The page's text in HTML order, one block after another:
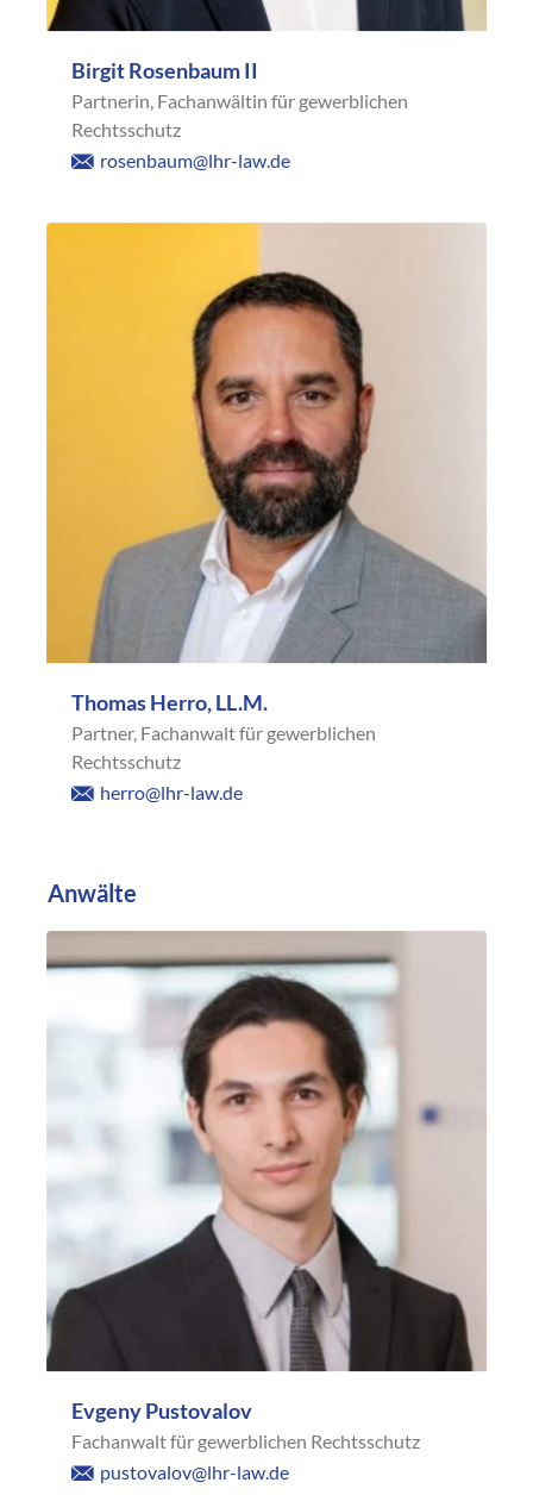
Birgit Rosenbaum II
Partnerin, Fachanwältin für gewerblichen
Rechtsschutz
rosenbaum@lhr-law.de
Thomas Herro, LL.M.
Partner, Fachanwalt für gewerblichen
Rechtsschutz
herro@lhr-law.de
Anwälte
Evgeny Pustovalov
Fachanwalt für gewerblichen Rechtsschutz
pustovalov@lhr-law.de